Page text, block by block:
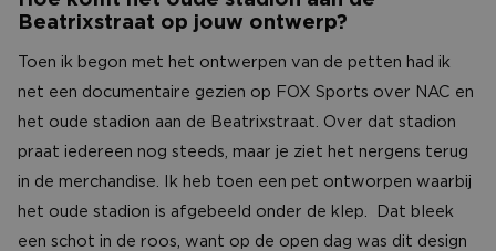
Beatrixstraat op jouw ontwerp?
Toen ik begon met het ontwerpen van de petten had ik
net een documentaire gezien op FOX Sports over NAC en
het oude stadion aan de Beatrixstraat. Over dat stadion
praat iedereen nog steeds, maar je ziet het nergens terug
in de merchandise. Ik heb toen een pet ontworpen waarbij
het oude stadion is afgebeeld onder de klep. Dat bleek
een schot in de roos, want op de open dag was dit design